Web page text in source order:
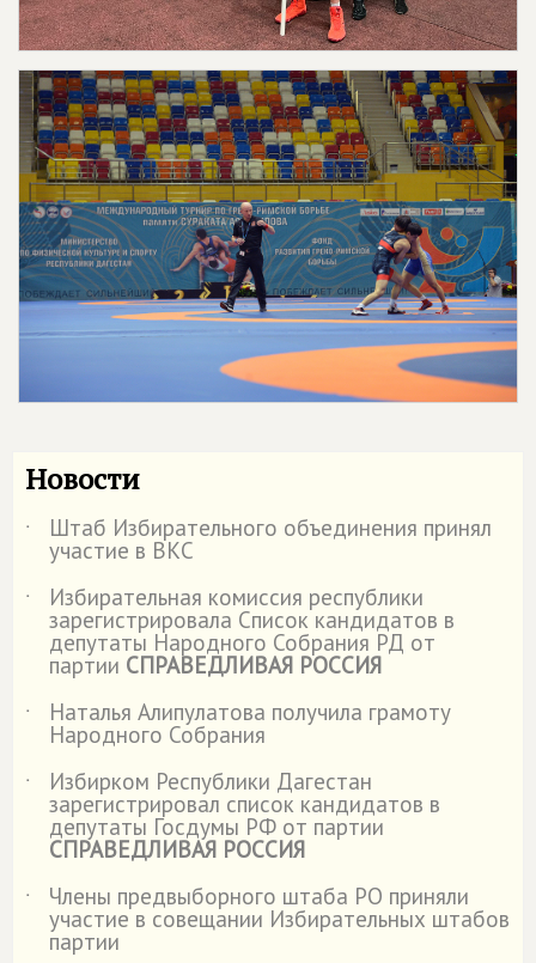
Новости
˙ Штаб Избирательного объединения принял
участие в ВКС
˙
Избирательная комиссия республики
зарегистрировала Список кандидатов в
депутаты Народного Собрания РД от
партии СПРАВЕДЛИВАЯ РОССИЯ
˙
Наталья Алипулатова получила грамоту
Народного Собрания
˙
Избирком Республики Дагестан
зарегистрировал список кандидатов в
депутаты Госдумы РФ от партии
СПРАВЕДЛИВАЯ РОССИЯ
˙
Члены предвыборного штаба РО приняли
участие в совещании Избирательных штабов
партии